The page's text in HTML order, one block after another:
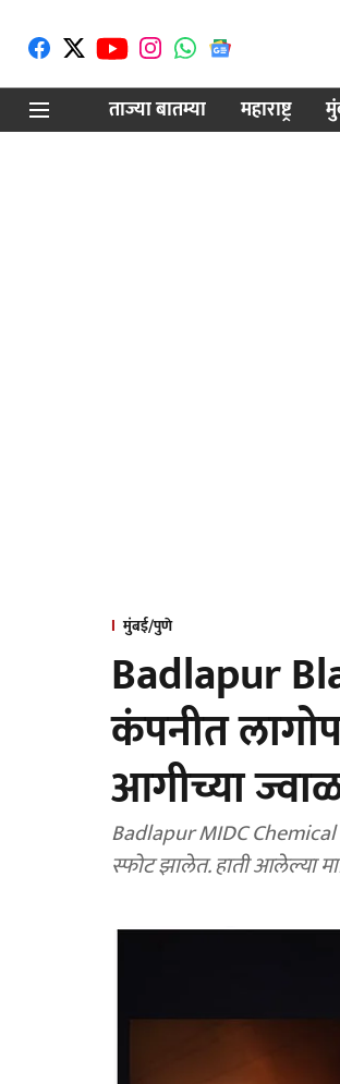
ताज्या बातम्या
महाराष्ट्र
मुंबई/पुणे
Badlapur
कंपनीत
आगीच्या
Badlapur MIDC Chemical Company Blast: बदलापूर
स्फोट झालेत.